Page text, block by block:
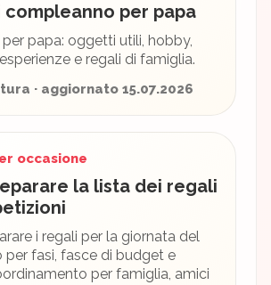
compleanno per papa
papa: oggetti utili, hobby,
e regali di famiglia.
· aggiornato 15.07.2026
occasione
la lista dei regali
i regali per la giornata del
per fasi, fasce di budget e
per famiglia, amici